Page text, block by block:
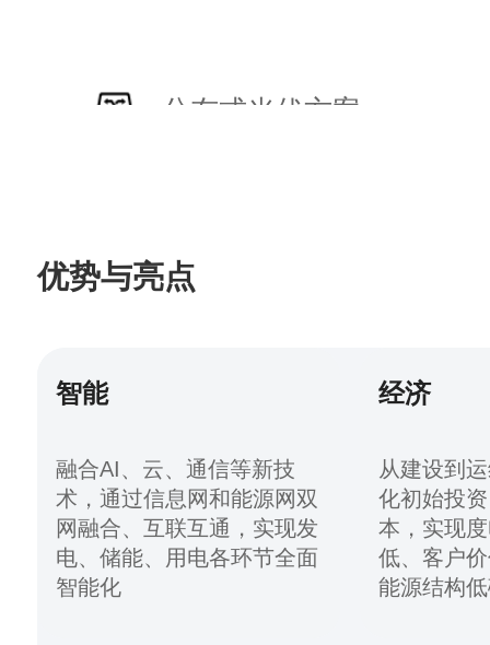
分布式光伏方案
智能光储方案
优势与亮点
智能
融合AI、云、通信等新技
术，通过信息网和能源网双
网融合、互联互通，实现发
电、储能、用电各环节全面
智能化
经济
从建设到
化初始投
本，实现
低、客户
能源结构